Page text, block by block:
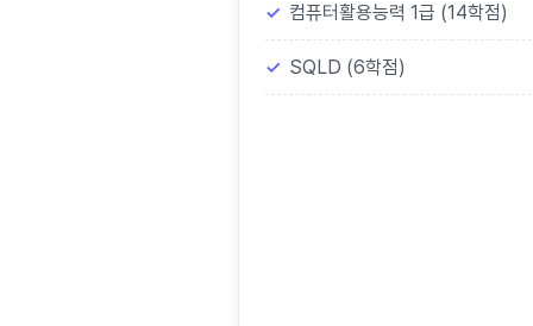
컴퓨터활용능력 1급 (14학점)
SQLD (6학점)